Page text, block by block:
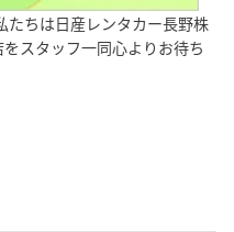
たちは日産レンタカー長野株
スタッフ一同心よりお待ち